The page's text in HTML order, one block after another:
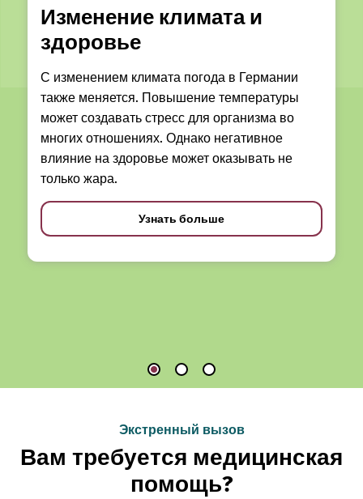
Изменение климата и
здоровье
С изменением климата погода в Германии
также меняется. Повышение температуры
может создавать стресс для организма во
многих отношениях. Однако негативное
влияние на здоровье может оказывать не
только жара.
Узнать больше
Экстренный вызов
Вам требуется медицинская
помощь?